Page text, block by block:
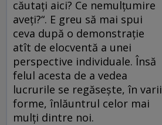
căutaţi aici? Ce nemulţumire
aveţi?“. E greu să mai spui
ceva după o demonstraţie
atît de elocventă a unei
perspective individuale. Însă
felul acesta de a vedea
lucrurile se regăseşte, în varii
forme, înlăuntrul celor mai
mulţi dintre noi.